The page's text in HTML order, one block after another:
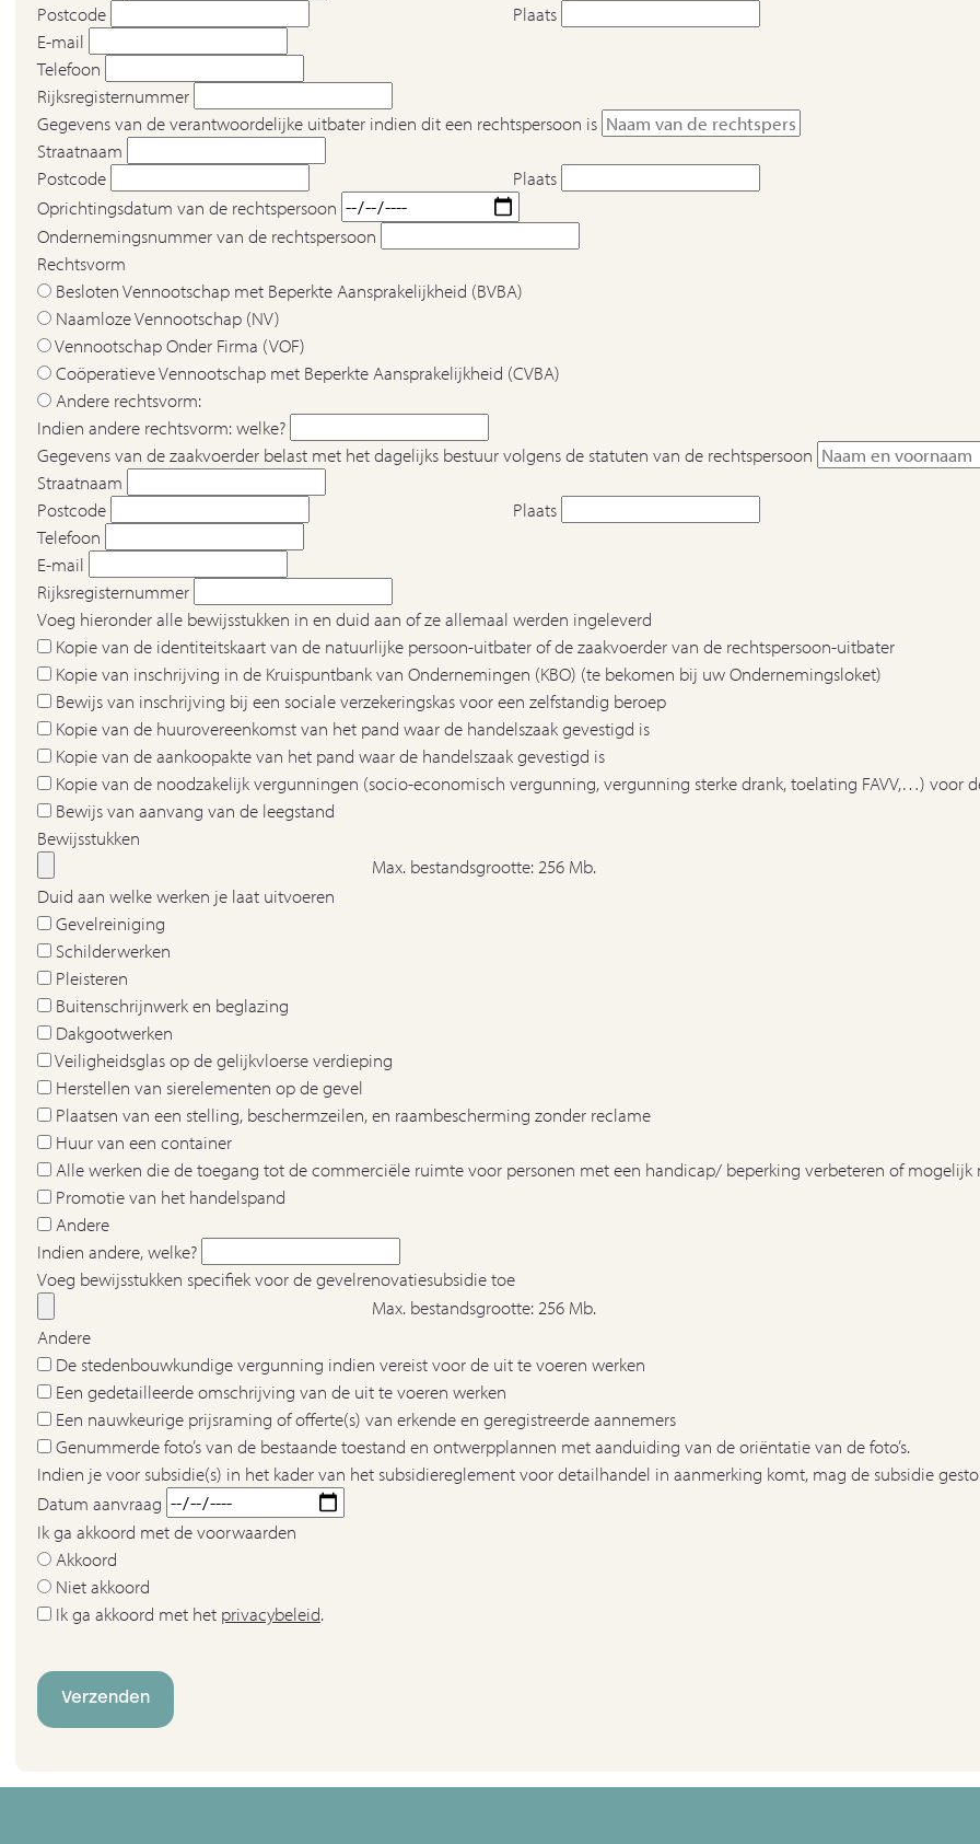
Postcode
Plaats
E-mail
Telefoon
Rijksregisternummer
Gegevens van de verantwoordelijke uitbater indien dit een rechtspersoon is
Straatnaam
Postcode
Plaats
Oprichtingsdatum van de rechtspersoon
Ondernemingsnummer van de rechtspersoon
Rechtsvorm
Besloten Vennootschap met Beperkte Aansprakelijkheid (BVBA)
Naamloze Vennootschap (NV)
Vennootschap Onder Firma (VOF)
Coöperatieve Vennootschap met Beperkte Aansprakelijkheid (CVBA)
Andere rechtsvorm:
Indien andere rechtsvorm: welke?
Gegevens van de zaakvoerder belast met het dagelijks bestuur volgens de statuten van de rechtspersoon
Straatnaam
Postcode
Plaats
Telefoon
E-mail
Rijksregisternummer
Voeg hieronder alle bewijsstukken in en duid aan of ze allemaal werden ingeleverd
Kopie van de identiteitskaart van de natuurlijke persoon-uitbater of de zaakvoerder van de rechtspersoon-uitbater
Kopie van inschrijving in de Kruispuntbank van Ondernemingen (KBO) (te bekomen bij uw Ondernemingsloket)
Bewijs van inschrijving bij een sociale verzekeringskas voor een zelfstandig beroep
Kopie van de huurovereenkomst van het pand waar de handelszaak gevestigd is
Kopie van de aankoopakte van het pand waar de handelszaak gevestigd is
Kopie van de noodzakelijk vergunningen (socio-economisch vergunning, vergunning sterke drank, toelating FAVV,…) voor
Bewijs van aanvang van de leegstand
Bewijsstukken
Max. bestandsgrootte: 256 Mb.
Duid aan welke werken je laat uitvoeren
Gevelreiniging
Schilderwerken
Pleisteren
Buitenschrijnwerk en beglazing
Dakgootwerken
Veiligheidsglas op de gelijkvloerse verdieping
Herstellen van sierelementen op de gevel
Plaatsen van een stelling, beschermzeilen, en raambescherming zonder reclame
Huur van een container
Alle werken die de toegang tot de commerciële ruimte voor personen met een handicap/ beperking verbeteren of mogelijk
Promotie van het handelspand
Andere
Indien andere, welke?
Voeg bewijsstukken specifiek voor de gevelrenovatiesubsidie toe
Max. bestandsgrootte: 256 Mb.
Andere
De stedenbouwkundige vergunning indien vereist voor de uit te voeren werken
Een gedetailleerde omschrijving van de uit te voeren werken
Een nauwkeurige prijsraming of offerte(s) van erkende en geregistreerde aannemers
Genummerde foto’s van de bestaande toestand en ontwerpplannen met aanduiding van de oriëntatie van de foto’s.
Indien je voor subsidie(s) in het kader van het subsidiereglement voor detailhandel in aanmerking komt, mag de subsidie
Datum aanvraag
Ik ga akkoord met de voorwaarden
Akkoord
Niet akkoord
Ik ga akkoord met het privacybeleid.
Verzenden